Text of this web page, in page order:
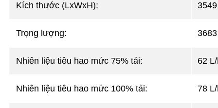
Kích thước (LxWxH):
Trọng lượng:
Nhiên liệu tiêu hao mức 75% tải: 62
Nhiên liệu tiêu hao mức 100% tải: 78